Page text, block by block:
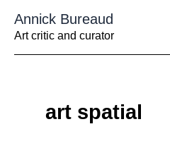
contenu
Annick Bureaud
Art critic and curator
art spatial